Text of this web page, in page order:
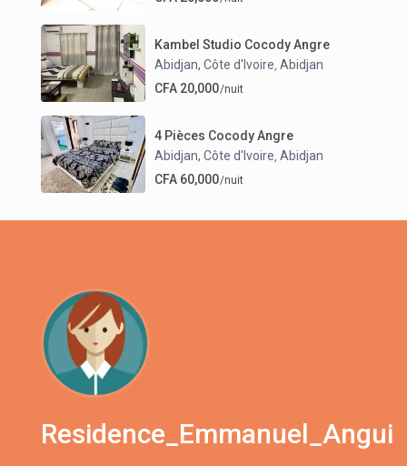
Kambel Studio Cocody Angre
Abidjan, Côte d'Ivoire ,Abidjan
CFA 20,000/nuit
4 Pièces Cocody Angre
Abidjan, Côte d'Ivoire ,Abidjan
CFA 60,000/nuit
Residence_Emmanuel_Angui